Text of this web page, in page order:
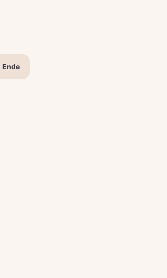
Ende